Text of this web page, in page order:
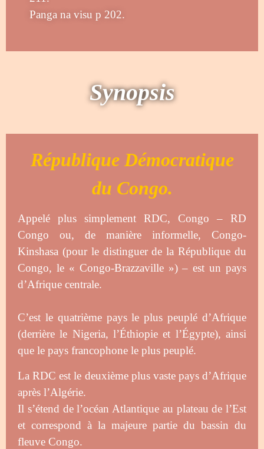
Panga na visu p 202.
Synopsis
République Démocratique
du Congo.
Appelé plus simplement RDC, Congo – RD
Congo ou, de manière informelle, Congo-
Kinshasa (pour le distinguer de la République du
Congo, le « Congo-Brazzaville ») – est un pays
d’Afrique centrale.
C’est le quatrième pays le plus peuplé d’Afrique
(derrière le Nigeria, l’Éthiopie et l’Égypte), ainsi
que le pays francophone le plus peuplé.
La RDC est le deuxième plus vaste pays d’Afrique
après l’Algérie.
Il s’étend de l’océan Atlantique au plateau de l’Est
et correspond à la majeure partie du bassin du
fleuve Congo.